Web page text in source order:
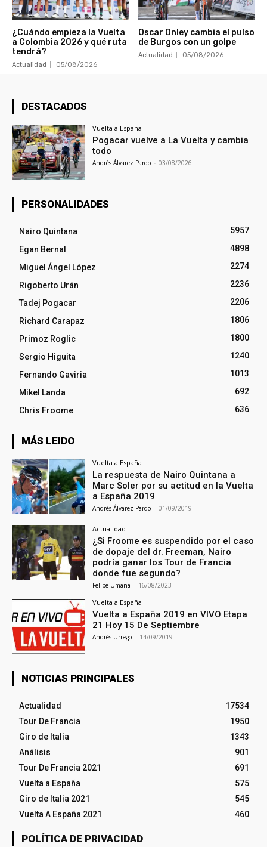
¿Cuándo empieza la Vuelta
a Colombia 2026 y qué ruta
tendrá?
Actualidad 05/08/2026
Oscar Onley cambia el pulso
de Burgos con un golpe
Actualidad 05/08/2026
DESTACADOS
Vuelta a España
Pogacar vuelve a La Vuelta y cambia
todo
Andrés Álvarez Pardo - 03/08/2026
PERSONALIDADES
Nairo Quintana
5957
Egan Bernal
4898
Miguel Ángel López
2274
Rigoberto Urán
2236
Tadej Pogacar
2206
Richard Carapaz
1806
Primoz Roglic
1800
Sergio Higuita
1240
Fernando Gaviria
1013
Mikel Landa
692
Chris Froome
636
MÁS LEIDO
Vuelta a España
La respuesta de Nairo Quintana a
Marc Soler por su actitud en la Vuelta
a España 2019
Andrés Álvarez Pardo - 01/09/2019
Actualidad
¿Si Froome es suspendido por el caso
de dopaje del dr. Freeman, Nairo
podría ganar los Tour de Francia
donde fue segundo?
Felipe Umaña - 16/08/2023
Vuelta a España
Vuelta a España 2019 en VIVO Etapa
21 Hoy 15 De Septiembre
Andrés Urrego - 14/09/2019
NOTICIAS PRINCIPALES
Actualidad
17534
Tour De Francia
1950
Giro de Italia
1343
Análisis
901
Tour De Francia 2021
691
Vuelta a España
575
Giro de Italia 2021
545
Vuelta A España 2021
460
POLÍTICA DE PRIVACIDAD